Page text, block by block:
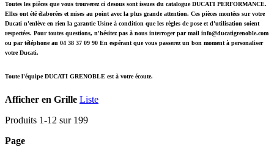
Toutes les pièces que vous trouverez ci desous sont issues du catalogue DUCATI PERFORMANCE.
Elles ont été élaborées et mises au point avec la plus grande attention. Ces pièces montées sur votre
Ducati n'enlève en rien la garantie Usine à condition que les règles de pose et d'utilisation soient
respectées. Pour toutes questions, n'hésitez pas à nous interroger par mail info@ducatigrenoble.com
ou par téléphone au 04 38 37 09 90 En espérant que vous passerez un bon moment à personaliser
votre Ducati.
Toute l'équipe DUCATI GRENOBLE est à votre écoute.
Afficher en Grille Liste
Produits 1-12 sur 199
Page